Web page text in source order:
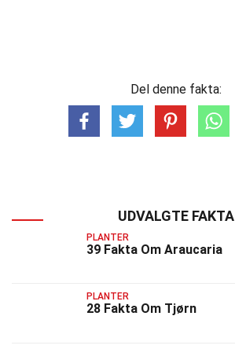
Del denne fakta:
UDVALGTE FAKTA
PLANTER
39 Fakta Om Araucaria
PLANTER
28 Fakta Om Tjørn